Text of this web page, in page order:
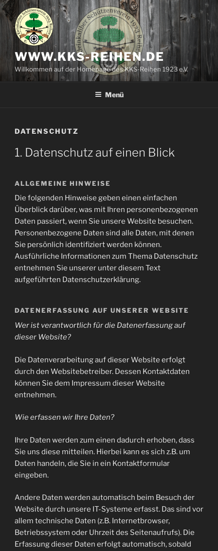
Zum
Inhalt
springen
WWW.KKS-REIHEN.DE
Willkommen auf der Homepage des KKS-Reihen 1923 e.V.
Menü
DATENSCHUTZ
1. Datenschutz auf einen Blick
ALLGEMEINE HINWEISE
Die folgenden Hinweise geben einen einfachen
Überblick darüber, was mit Ihren personenbezogenen
Daten passiert, wenn Sie unsere Website besuchen.
Personenbezogene Daten sind alle Daten, mit denen
Sie persönlich identifiziert werden können.
Ausführliche Informationen zum Thema Datenschutz
entnehmen Sie unserer unter diesem Text
aufgeführten Datenschutzerklärung.
DATENERFASSUNG AUF UNSERER WEBSITE
Wer ist verantwortlich für die Datenerfassung auf
dieser Website?
Die Datenverarbeitung auf dieser Website erfolgt
durch den Websitebetreiber. Dessen Kontaktdaten
können Sie dem Impressum dieser Website
entnehmen.
Wie erfassen wir Ihre Daten?
Ihre Daten werden zum einen dadurch erhoben, dass
Sie uns diese mitteilen. Hierbei kann es sich z.B. um
Daten handeln, die Sie in ein Kontaktformular
eingeben.
Andere Daten werden automatisch beim Besuch der
Website durch unsere IT-Systeme erfasst. Das sind vor
allem technische Daten (z.B. Internetbrowser,
Betriebssystem oder Uhrzeit des Seitenaufrufs). Die
Erfassung dieser Daten erfolgt automatisch, sobald